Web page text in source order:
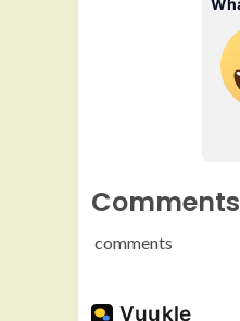
Comments
comments